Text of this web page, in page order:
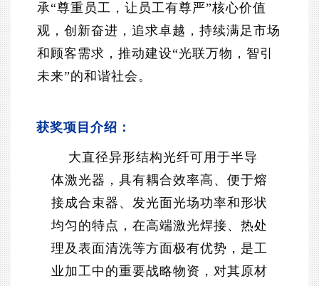
承“尊重员工，让员工有尊严”核心价值
观，创新奋进，追求卓越，持续满足市场
和顾客需求，推动建设“光联万物，智引
未来”的和谐社会。
获奖项目介绍：
大直径异形结构光纤可用于半导
体激光器，具有耦合效率高、便于熔
接成合束器、发光面光场功率和形状
均匀的特点，在高端激光焊接、热处
理及表面清洗等方面极有优势，是工
业加工中的重要战略物资，对其原材